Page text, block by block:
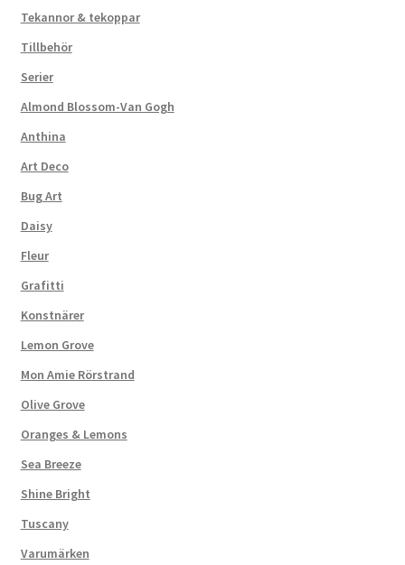
Tekannor & tekoppar
Tillbehör
Serier
Almond Blossom-Van Gogh
Anthina
Art Deco
Bug Art
Daisy
Fleur
Grafitti
Konstnärer
Lemon Grove
Mon Amie Rörstrand
Olive Grove
Oranges & Lemons
Sea Breeze
Shine Bright
Tuscany
Varumärken